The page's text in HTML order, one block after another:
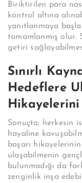
Biriktirilen para
kontrol altına
yanıtlanmaya
tamamlanmış olur.
getiri
Sınırlı
Hedeflere
Sonuçta; herkesin
hayaline
başarı
ulaşabilmenin
bulunmadığı da
zenginlik inşa